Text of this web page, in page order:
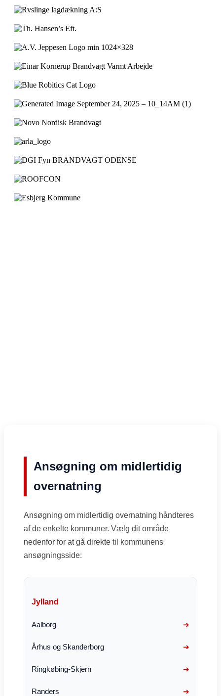
Ansøgning om midlertidig
overnatning
Ansøgning om midlertidig overnatning håndteres
af de enkelte kommuner. Vælg dit område
nedenfor for at gå direkte til kommunens
ansøgningsside:
Jylland
Aalborg
Århus og Skanderborg
Ringkøbing-Skjern
Randers